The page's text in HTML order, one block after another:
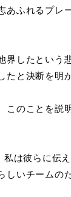
ふれるプレ
したという
と決断を明か
このことを説
私は彼らに伝
しいチームの